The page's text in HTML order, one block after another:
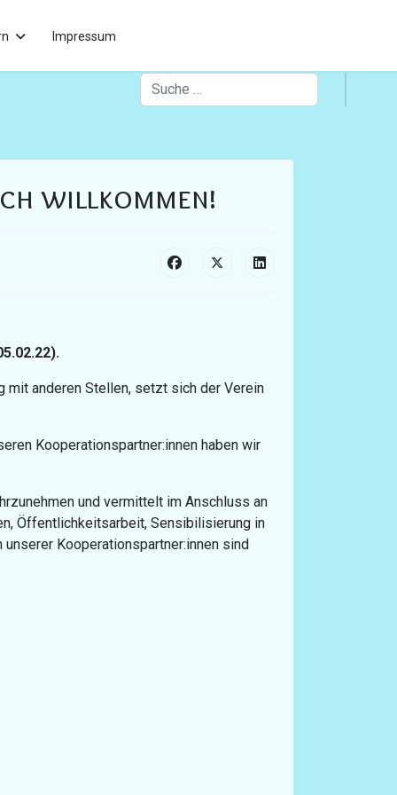
Impressum
Suchen
willkommen!
mit anderen Stellen, setzt sich der Verein
Kooperationspartner:innen haben wir
und vermittelt im Anschluss an
Öffentlichkeitsarbeit, Sensibilisierung in
Kooperationspartner:innen sind